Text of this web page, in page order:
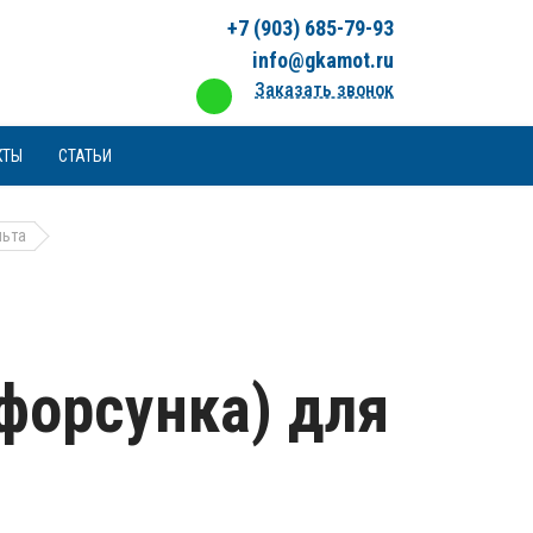
+7 (903) 685-79-93
info@gkamot.ru
Заказать звонок
СТАТЬИ
для